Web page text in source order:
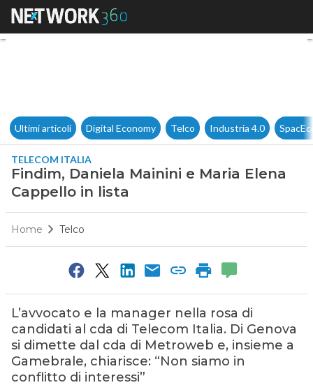
Findim, Daniela Mainini e
Ultimi articoli Digital Economy Telco Industria 4.0
TELECOM ITALIA
Findim, Daniela Mainini e Maria Elena
Cappello in lista
Home Telco
L’avvocato e la manager nella rosa di
candidati al cda di Telecom Italia. Di Genova
si dimette dal cda di Metroweb e, insieme a
Gamebrale, chiarisce: “Non siamo in
conflitto di interessi”